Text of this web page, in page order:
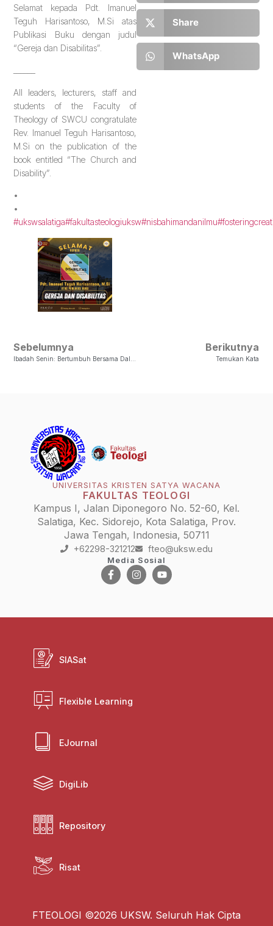
Selamat kepada Pdt. Imanuel
Teguh Harisantoso, M.Si atas
Publikasi Buku dengan judul
“Gereja dan Disabilitas”.
All leaders, lecturers, staff and
students of the Faculty of
Theology of SWCU congratulate
Rev. Imanuel Teguh Harisantoso,
M.Si on the publication of the
book entitled “The Church and
Disability”.
•
•
#ukswsalatiga#fakultasteologiuksw#nisbahimandanilmu
Share
WhatsApp
Sebelumnya Berikutnya
Temukan Kata
UNIVERSITAS KRISTEN SATYA WACANA
FAKULTAS TEOLOGI
Kampus I, Jalan Diponegoro No. 52-60, Kel.
Salatiga, Kec. Sidorejo, Kota Salatiga, Prov.
Jawa Tengah, Indonesia, 50711
+62298-321212 fteo@uksw.edu
Media Sosial
SIASat
Flexible Learning
EJournal
DigiLib
Repository
Risat
FTEOLOGI ©2026 UKSW. Seluruh Hak Cipta